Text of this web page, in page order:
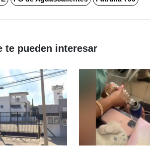
te pueden interesar